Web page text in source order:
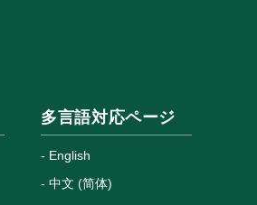
多言語対応ページ
English
中文 (简体)